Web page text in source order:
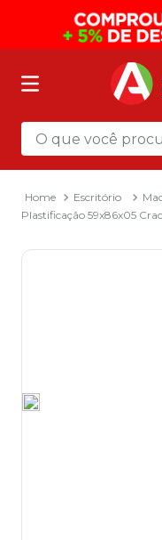
O que você procura?
Escritório
Plastificação 59x86x05
Termos mais
mochila
2º sacola
3º mala
8